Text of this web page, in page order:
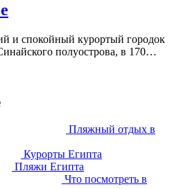
и спокойный курортый городок
полуострова, в 170…
Пляжный отдых в
Курорты Египта
Пляжи Египта
Что посмотреть в